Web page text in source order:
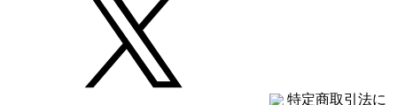
特定商取引法に